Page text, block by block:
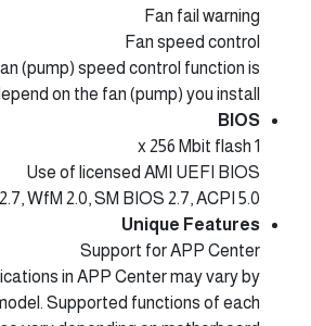
Fan fail warning
Fan speed control
(pump) speed control function is
on the fan (pump) you install.
BIOS
1 x 256 Mbit flash
Use of licensed AMI UEFI BIOS
WfM 2.0, SM BIOS 2.7, ACPI 5.0
Unique Features
Support for APP Center
in APP Center may vary by
Supported functions of each